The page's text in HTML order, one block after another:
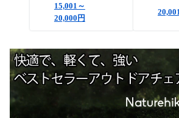
15,001～
20,000円